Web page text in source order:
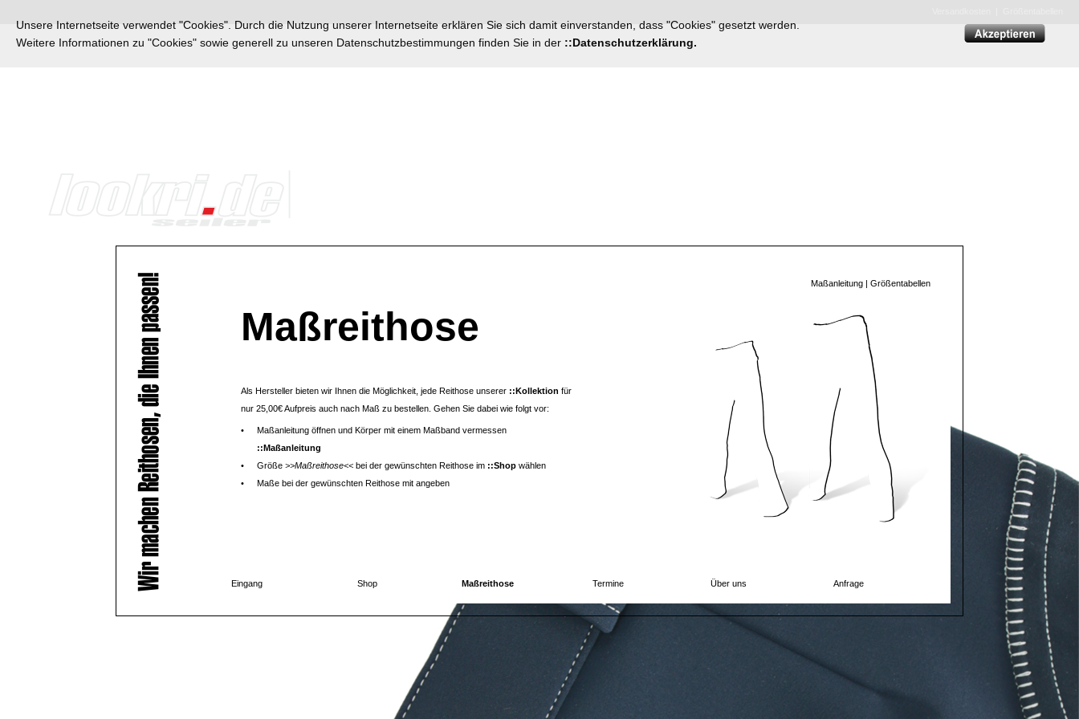
Unsere Internetseite verwendet "Cookies". Durch die Nutzung unserer Internetseite erklären Sie sich damit einverstanden, dass "Cookies" gesetzt werden.
Weitere Informationen zu "Cookies" sowie generell zu unseren Datenschutzbestimmungen finden Sie in der ::Datenschutzerklärung.
Maßanleitung | Größentabellen
Maßreithose
Als Hersteller bieten wir Ihnen die Möglichkeit, jede Reithose unserer ::Kollektion für
nur 25,00€ Aufpreis auch nach Maß zu bestellen. Gehen Sie dabei wie folgt vor:
•
Maßanleitung öffnen und Körper mit einem Maßband vermessen
::Maßanleitung
•
Größe >>Maßreithose<< bei der gewünschten Reithose im ::Shop wählen
•
Maße bei der gewünschten Reithose mit angeben
Eingang Shop Maßreithose Termine Über uns Anfrage